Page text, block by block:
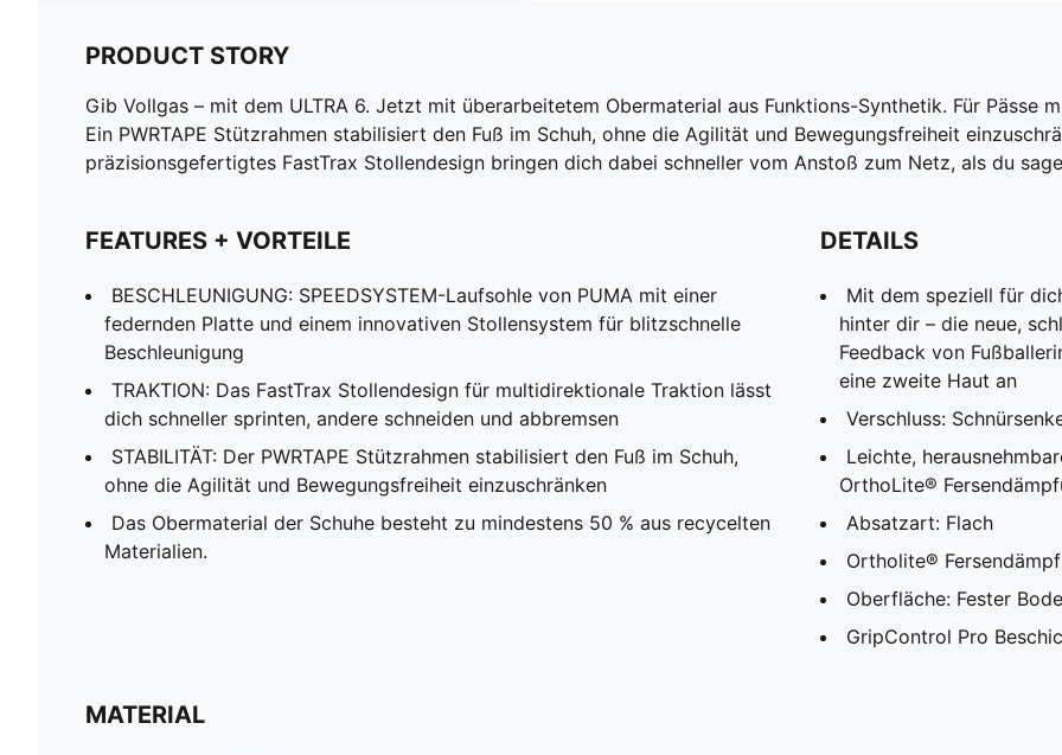
PRODUCT STORY
Gib Vollgas – mit dem ULTRA 6. Jetzt mit überarbeitetem Obermaterial aus Funktions-Synthetik. Für Pässe
Ein PWRTAPE Stützrahmen stabilisiert den Fuß im Schuh, ohne die Agilität und Bewegungsfreiheit
präzisionsgefertigtes FastTrax Stollendesign bringen dich dabei schneller vom Anstoß zum Netz, als du
FEATURES + VORTEILE
BESCHLEUNIGUNG: SPEEDSYSTEM-Laufsohle von PUMA mit einer
federnden Platte und einem innovativen Stollensystem für blitzschnelle
Beschleunigung
TRAKTION: Das FastTrax Stollendesign für multidirektionale Traktion lässt
dich schneller sprinten, andere schneiden und abbremsen
STABILITÄT: Der PWRTAPE Stützrahmen stabilisiert den Fuß im Schuh,
ohne die Agilität und Bewegungsfreiheit einzuschränken
Das Obermaterial der Schuhe besteht zu mindestens 50 % aus recycelten
Materialien.
DETAILS
Mit dem speziell für
hinter dir – die neue,
Feedback von
eine zweite Haut an
Verschluss:
Leichte,
OrthoLite®
Absatzart: Flach
Ortholite®
Oberfläche: Fester
GripControl Pro
MATERIAL